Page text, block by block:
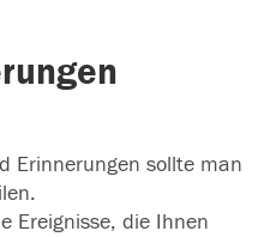
Erinnerungen sollte man
Ereignisse, die Ihnen